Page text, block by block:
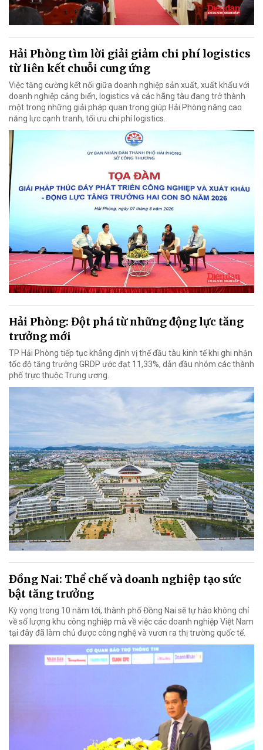
Hải Phòng tìm lời giải giảm chi phí logistics
từ liên kết chuỗi cung ứng
Việc tăng cường kết nối giữa doanh nghiệp sản xuất, xuất khẩu với
doanh nghiệp cảng biển, logistics và các hãng tàu đang trở thành
một trong những giải pháp quan trọng giúp Hải Phòng nâng cao
năng lực cạnh tranh, tối ưu chi phí logistics.
Hải Phòng: Đột phá từ những động lực tăng
trưởng mới
TP Hải Phòng tiếp tục khẳng định vị thế đầu tàu kinh tế khi ghi nhận
tốc độ tăng trưởng GRDP ước đạt 11,33%, dẫn đầu nhóm các thành
phố trực thuộc Trung ương.
Đồng Nai: Thể chế và doanh nghiệp tạo sức
bật tăng trưởng
Kỳ vọng trong 10 năm tới, thành phố Đồng Nai sẽ tự hào không chỉ
về số lượng khu công nghiệp mà về việc các doanh nghiệp Việt Nam
tại đây đã làm chủ được công nghệ và vươn ra thị trường quốc tế.